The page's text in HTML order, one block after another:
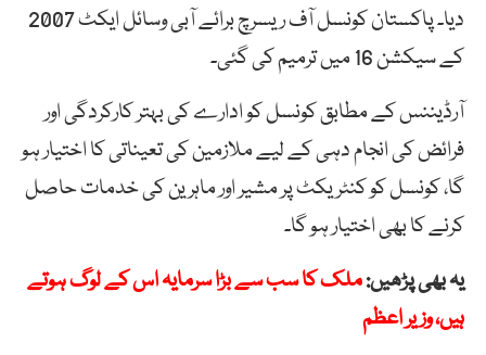
دیا۔ پاکستان کونسل آف ریسرچ برائے آبی وسائل ایکٹ 2007
کے سیکشن 16 میں ترمیم کی گئی۔
آرڈیننس کے مطابق کونسل کو ادارے کی بہتر کارکردگی اور
فرائض کی انجام دہی کے لیے ملازمین کی تعیناتی کا اختیار ہو
گا، کونسل کو کنٹریکٹ پر مشیر اور ماہرین کی خدمات حاصل
کرنے کا بھی اختیار ہو گا۔
یہ بھی پڑھیں:ملک کا سب سے بڑا سرمایہ اس کے لوگ ہوتے
ہیں، وزیر اعظم